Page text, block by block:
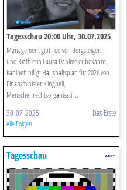
Tagesschau 20:00 Uhr, 30.07.2025
Management gibt Tod von Bergsteigerin
und Biathletin Laura Dahlmeier bekannt,
Kabinett billigt Haushaltsplan für 2026 von
Finanzminister Klingbeil,
Menschenrechtsorganisati ...
30-07-2025 Das Erste
Alle Folgen
Tagesschau